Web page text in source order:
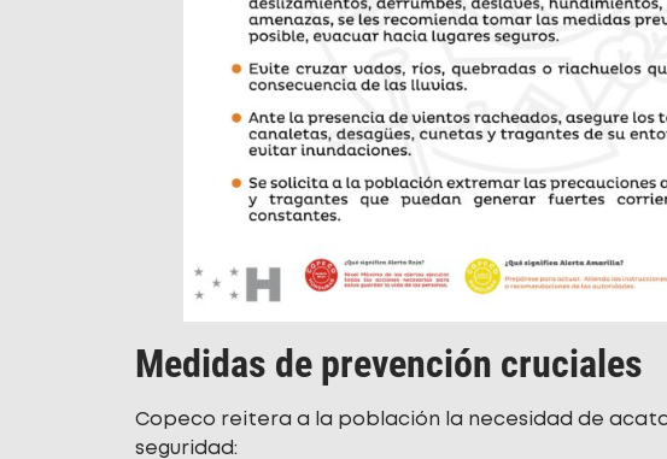
Medidas de prevención cruciales
Copeco reitera a la población la necesidad de
seguridad: